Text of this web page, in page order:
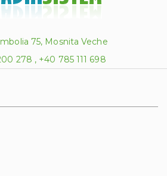
75, Mosnita Veche
278 , +40 785 111 698